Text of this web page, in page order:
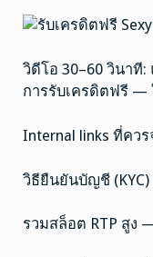
วิดีโอ 30–60 วินาที:
การรับเครดิตฟรี —
Internal links ที่คว
วิธียืนยันบัญชี
รวมสล็อต RTP สูง